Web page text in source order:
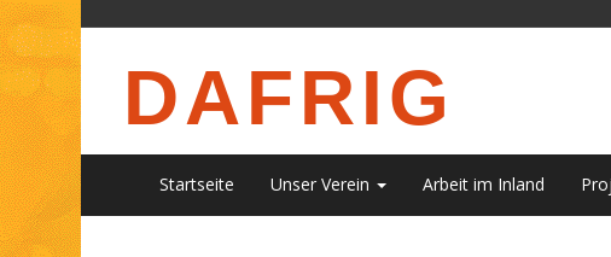
DAFRIG
Startseite Unser Verein Arbeit im Inland